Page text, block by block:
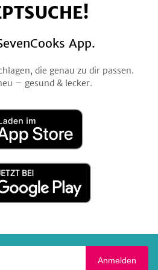
App.
die genau zu dir passen.
– gesund & lecker.
Anmelden